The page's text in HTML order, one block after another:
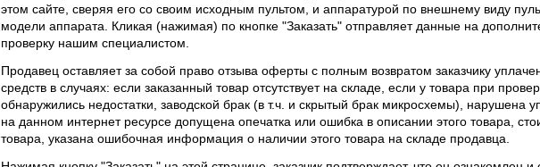
этом сайте, сверяя его со своим исходным пультом, и аппаратурой по внешнему виду
модели аппарата. Кликая (нажимая) по кнопке "Заказать" отправляет данные на
проверку нашим специалистом.
Продавец оставляет за собой право отзыва оферты с полным возвратом заказчику
средств в случаях: если заказанный товар отсутствует на складе, если у товара при
обнаружились недостатки, заводской брак (в т.ч. и скрытый брак микросхемы), нарушена
на данном интернет ресурсе допущена опечатка или ошибка в описании этого товара,
товара, указана ошибочная информация о наличии этого товара на складе продавца.